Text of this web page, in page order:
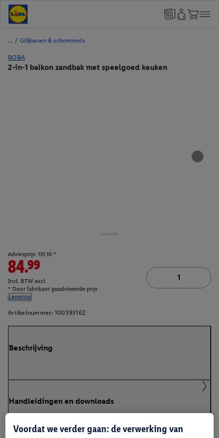
/ Glijbanen & schommels
ROBA
2-in-1 balkon zandbak met speelgoed keuken
Adviesprijs: 131.10 *
84.99
Incl. BTW excl.
* Door fabrikant geadviseerde prijs
Levering
Artikelnummer: 100393162
Beschrijving
Handleidingen en downloads
Voordat we verder gaan: de verwerking van